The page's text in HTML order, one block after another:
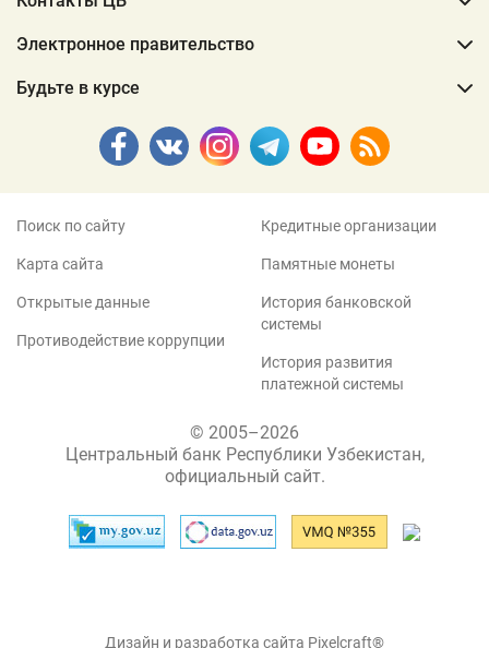
Электронное правительство
Будьте в курсе
Поиск по сайту
Карта сайта
Открытые данные
Противодействие коррупции
Кредитные организации
Памятные монеты
История банковской
системы
История развития
платежной системы
© 2005–2026
Центральный банк Республики Узбекистан,
официальный сайт.
Дизайн и разработка сайта Pixelcraft®